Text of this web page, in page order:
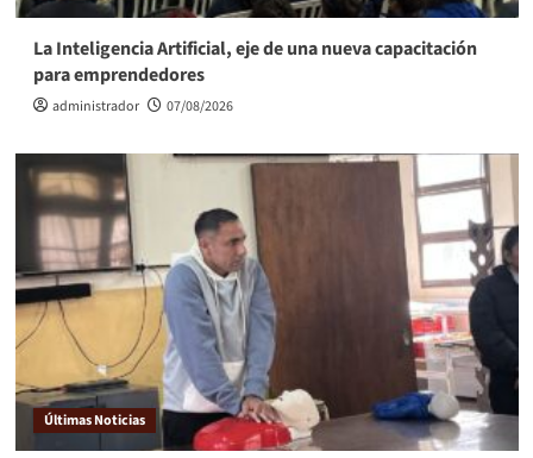
La Inteligencia Artificial, eje de una nueva capacitación
para emprendedores
administrador 07/08/2026
Últimas Noticias